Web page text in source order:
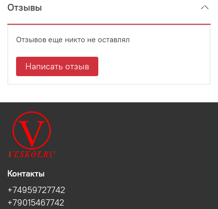
Отзывы
Отзывов еще никто не оставлял
Написать отзыв
Контакты
+74959727742
+79015467742